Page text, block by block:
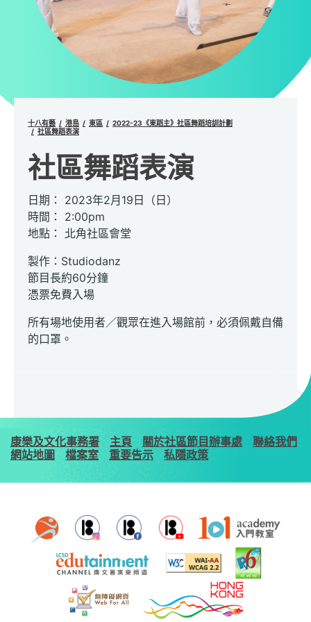
十八有藝 港島 東區
2022-23《東蹈主》社區舞蹈培訓計劃
社區舞蹈表演
社區舞蹈表演
日期： 2023年2月19日（日）
時間： 2:00pm
地點： 北角社區會堂
製作：Studiodanz
節目長約60分鐘
憑票免費入場
所有場地使用者／觀眾在進入場館前，必須佩戴自備
的口罩。
康樂及文化事務署 主頁 關於社區節目辦事處
聯絡我們
網站地圖
檔案室 重要告示 私隱政策